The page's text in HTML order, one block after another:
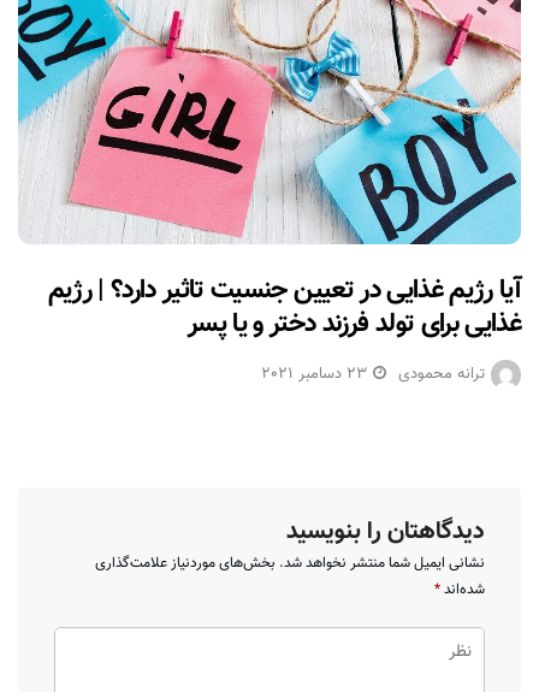
آیا رژیم غذایی در تعیین جنسیت تاثیر دارد؟ | رژیم
غذایی برای تولد فرزند دختر و یا پسر
ترانه محمودی 23 دسامبر 2021
دیدگاهتان را بنویسید
نشانی ایمیل شما منتشر نخواهد شد. بخش‌های موردنیاز علامت‌گذاری
شده‌اند*